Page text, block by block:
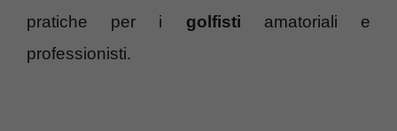
pratiche per i golfisti amatoriali e
professionisti.